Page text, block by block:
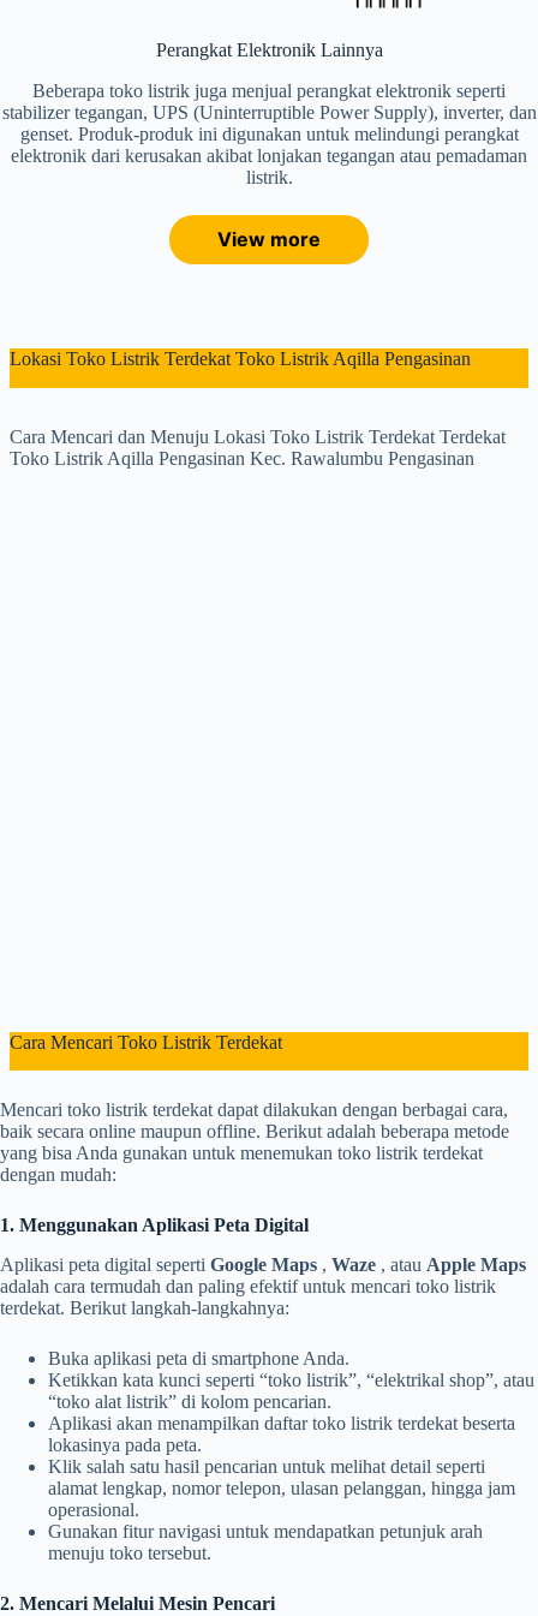
Perangkat Elektronik Lainnya
Beberapa toko listrik juga menjual perangkat elektronik seperti
stabilizer tegangan, UPS (Uninterruptible Power Supply), inverter, dan
genset. Produk-produk ini digunakan untuk melindungi perangkat
elektronik dari kerusakan akibat lonjakan tegangan atau pemadaman
listrik.
View more
Lokasi Toko Listrik Terdekat Toko Listrik Aqilla Pengasinan
Cara Mencari dan Menuju Lokasi Toko Listrik Terdekat Terdekat
Toko Listrik Aqilla Pengasinan Kec. Rawalumbu Pengasinan
Cara Mencari Toko Listrik Terdekat
Mencari toko listrik terdekat dapat dilakukan dengan berbagai cara,
baik secara online maupun offline. Berikut adalah beberapa metode
yang bisa Anda gunakan untuk menemukan toko listrik terdekat
dengan mudah:
1. Menggunakan Aplikasi Peta Digital
Aplikasi peta digital seperti Google Maps , Waze , atau Apple Maps
adalah cara termudah dan paling efektif untuk mencari toko listrik
terdekat. Berikut langkah-langkahnya:
Buka aplikasi peta di smartphone Anda.
Ketikkan kata kunci seperti “toko listrik”, “elektrikal shop”, atau
“toko alat listrik” di kolom pencarian.
Aplikasi akan menampilkan daftar toko listrik terdekat beserta
lokasinya pada peta.
Klik salah satu hasil pencarian untuk melihat detail seperti
alamat lengkap, nomor telepon, ulasan pelanggan, hingga jam
operasional.
Gunakan fitur navigasi untuk mendapatkan petunjuk arah
menuju toko tersebut.
2. Mencari Melalui Mesin Pencari